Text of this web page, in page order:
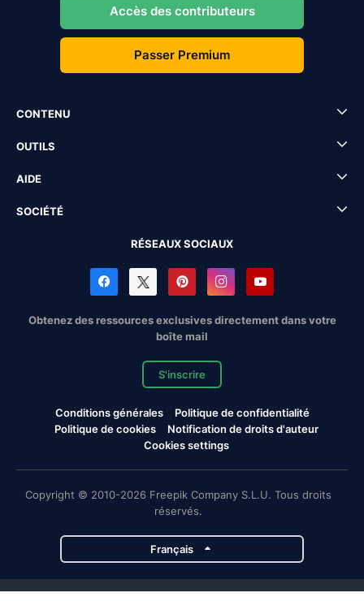
Accès des contributeurs
Passer Premium
CONTENU
OUTILS
AIDE
SOCIÉTÉ
RÉSEAUX SOCIAUX
Obtenez des ressources exclusives directement dans votre
boîte mail
S'inscrire
Conditions générales
Politique de confidentialité
Politique de cookies
Notification de droits d'auteur
Cookies settings
Copyright © 2010-2026 Freepik Company S.L.U. Tous droits
réservés.
Français